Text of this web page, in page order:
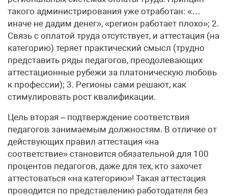
такого администрирования уже отработан: «…
иначе не дадим денег», «регион работает плохо»; 2.
Связь с оплатой труда отсутствует, и аттестация (на
категорию) теряет практический смысл (трудно
представить ряды педагогов, преодолевающих
аттестационные рубежи за платоническую любовь
к профессии); 3. Регионы сами решают, как
стимулировать рост квалификации.
Цель вторая – подтверждение соответствия
педагогов занимаемым должностям. В отличие от
действующих правил аттестация «на
соответствие» становится обязательной для 100
процентов педагогов, даже для тех, кто захочет
аттестоваться «на категорию»! Такая аттестация
проводится по представлению работодателя без